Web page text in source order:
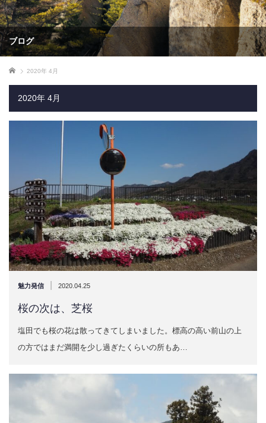
ブログ
ホーム 2020年 4月
2020年 4月
魅力発信 2020.04.25
桜の次は、芝桜
塩田でも桜の花は散ってきてしまいました。標高の高い前山の上
の方ではまだ満開を少し過ぎたくらいの所もあ…